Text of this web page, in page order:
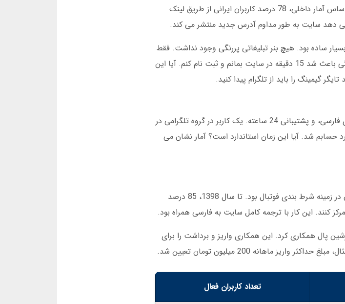
تایگر گیمینگ معتبر است؟ این پلتفرم از سال 1395 فعالیت خود را آغاز کرد. بر اساس آمار داخلی، 78 درصد کاربران ایرانی از طریق لینک
دهد سایت به طور مداوم آدرس جدید منتشر می کند.
شدم. صفحه اصلی بسیار ساده بود. هیچ بنر تبلیغاتی پررنگی وجود نداشت. فقط
یک منوی واضح با گزینه های اصلی: بازی انفجار، ورزشی، کازینویی. همین سادگی باعث شد 15 دقیقه در سایت بمانم و ثبت نام کنم. آیا این
گیمینگ را باید از تلگرام پیدا کنید.
سه دلیل اصلی وجود دارد: سرعت پرداخت درخواست های برداشت، رابط کاربری فارسی، و پشتیبانی 24 ساعته. یک کاربر در گروه تلگرامی در
3 میلیون تومان برداشت کردم، پول ظرف 4 ساعت وارد حسابم شد. آیا این زمان استاندارد است؟ آمار نشان می
این پلتفرم در سال 1395 با نام اولیه TigerBet راه اندازی شد. فعالیت اصلی آن در زمینه شرط بندی فوتبال بود. تا سال 1398، 85 درصد
کنند. این کار با ترجمه کامل سایت به فارسی همراه بود.
آنلاین پرشین پال همکاری کرد. این همکاری واریز و برداشت را برای
200 میلیون تومان تعیین شد.
تعداد کاربران فعال